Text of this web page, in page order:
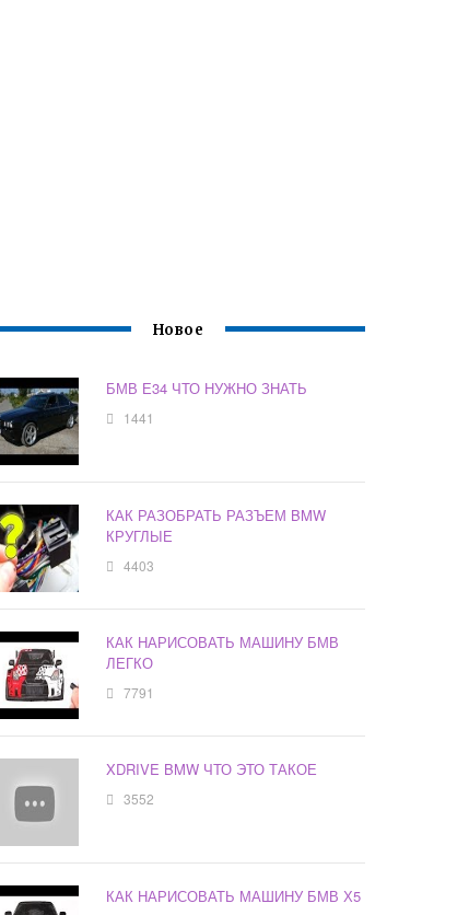
Новое
БМВ Е34 ЧТО НУЖНО ЗНАТЬ
1441
КАК РАЗОБРАТЬ РАЗЪЕМ BMW
КРУГЛЫЕ
4403
КАК НАРИСОВАТЬ МАШИНУ БМВ
ЛЕГКО
7791
XDRIVE BMW ЧТО ЭТО ТАКОЕ
3552
КАК НАРИСОВАТЬ МАШИНУ БМВ Х5